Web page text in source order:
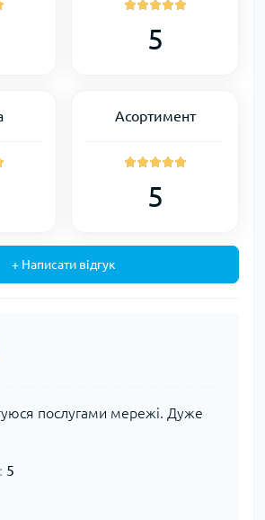
+ Написати відгук
5
Асортимент
5
послугами мережі. Дуже
5